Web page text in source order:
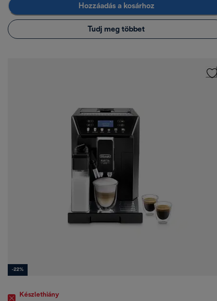
Hozzáadás a kosárhoz
Tudj meg többet
-22%
Készlethiány